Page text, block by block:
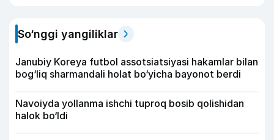
So‘nggi yangiliklar
Janubiy Koreya futbol assotsiatsiyasi hakamlar bilan
bog‘liq sharmandali holat bo‘yicha bayonot berdi
Navoiyda yollanma ishchi tuproq bosib qolishidan
halok bo‘ldi